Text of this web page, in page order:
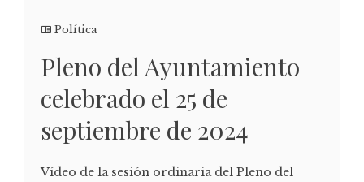
Política
Pleno del Ayuntamiento
celebrado el 25 de
septiembre de 2024
Vídeo de la sesión ordinaria del Pleno del